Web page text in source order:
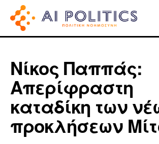
Νίκος Παππάς:
Απερίφραστη
καταδίκη των
προκλήσεων